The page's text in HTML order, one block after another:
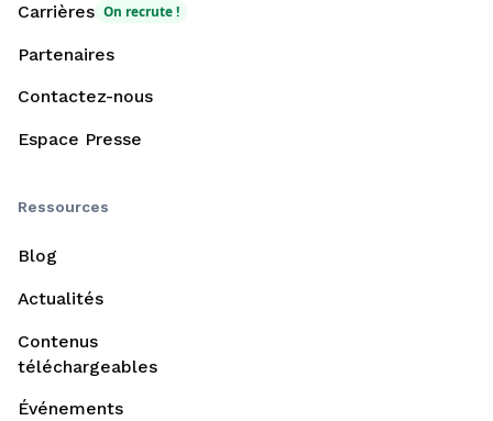
Carrières On recrute !
Partenaires
Contactez-nous
Espace Presse
Ressources
Blog
Actualités
Contenus
téléchargeables
Événements